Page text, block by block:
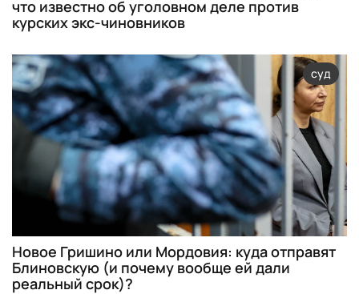
что известно об уголовном деле против
курских экс-чиновников
суд
Новое Гришино или Мордовия: куда отправят
Блиновскую (и почему вообще ей дали
реальный срок)?